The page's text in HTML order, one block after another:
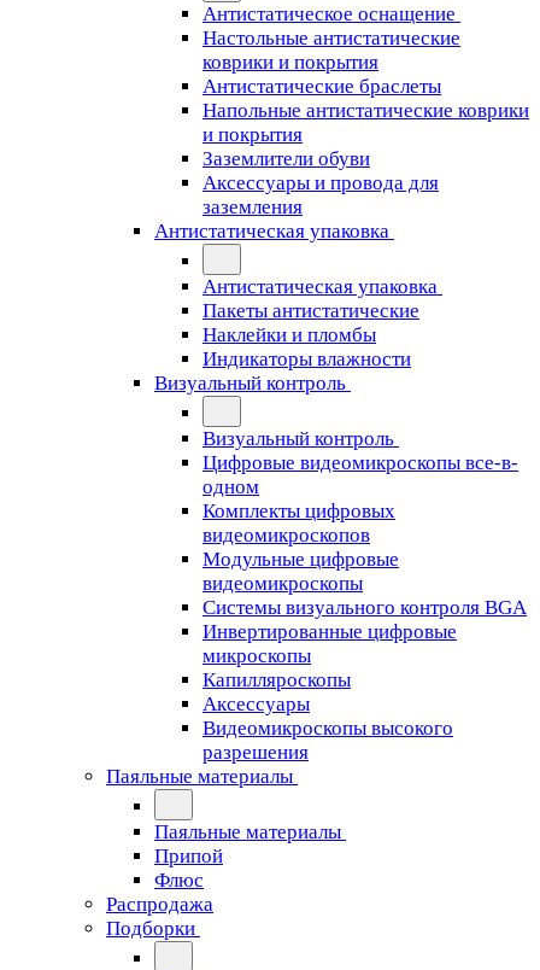
Антистатическое оснащение
Настольные антистатические
коврики и покрытия
Антистатические браслеты
Напольные антистатические коврики
и покрытия
Заземлители обуви
Аксессуары и провода для
заземления
Антистатическая упаковка
Антистатическая упаковка
Пакеты антистатические
Наклейки и пломбы
Индикаторы влажности
Визуальный контроль
Визуальный контроль
Цифровые видеомикроскопы все-в-
одном
Комплекты цифровых
видеомикроскопов
Модульные цифровые
видеомикроскопы
Cистемы визуального контроля BGA
Инвертированные цифровые
микроскопы
Капилляроскопы
Аксессуары
Видеомикроскопы высокого
разрешения
Паяльные материалы
Паяльные материалы
Припой
Флюс
Распродажа
Подборки